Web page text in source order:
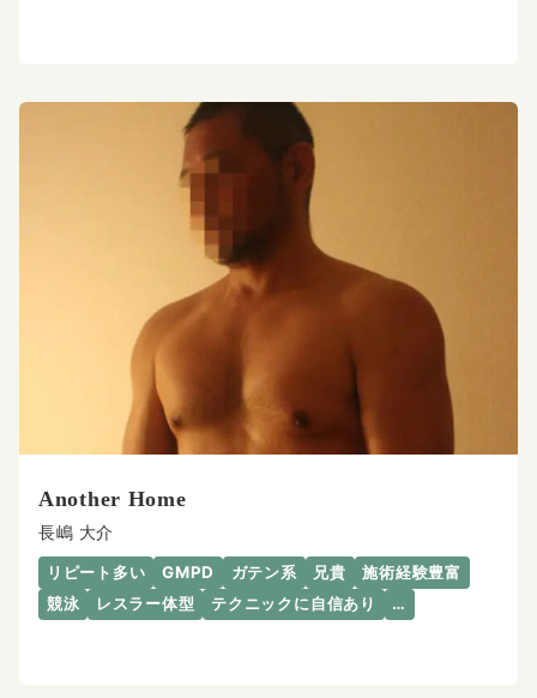
Another Home
長嶋 大介
リピート多い GMPD ガテン系 兄貴
施術経験豊富
競泳
レスラー体型 テクニックに自信あり …